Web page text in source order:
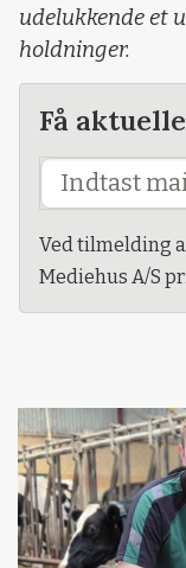
udelukkende et
holdninger.
Få
Ved tilmelding
Mediehus A/S